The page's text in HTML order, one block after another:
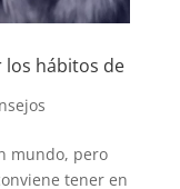
los hábitos de
mundo, pero
tener en